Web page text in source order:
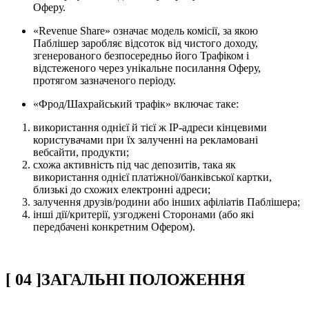
Оферу.
«Revenue Share» означає модель комісії, за якою
Паблішер заробляє відсоток від чистого доходу,
згенерованого безпосередньо його Трафіком і
відстеженого через унікальне посилання Оферу,
протягом зазначеного періоду.
«Фрод/Шахрайський трафік» включає таке:
використання однієї й тієї ж IP-адреси кінцевими
користувачами при їх залученні на рекламовані
вебсайти, продукти;
схожа активність під час депозитів, така як
використання однієї платіжної/банківської картки,
близькі до схожих електронні адреси;
залучення друзів/родини або інших афіліатів Паблішера;
інші дії/критерії, узгоджені Сторонами (або які
передбачені конкретним Офером).
[ 04 ]ЗАГАЛЬНІ ПОЛОЖЕННЯ